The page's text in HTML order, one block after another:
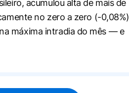
acumulou alta de mais de
​no zero a zero (-0,08%)
máxima intradia do mês — e